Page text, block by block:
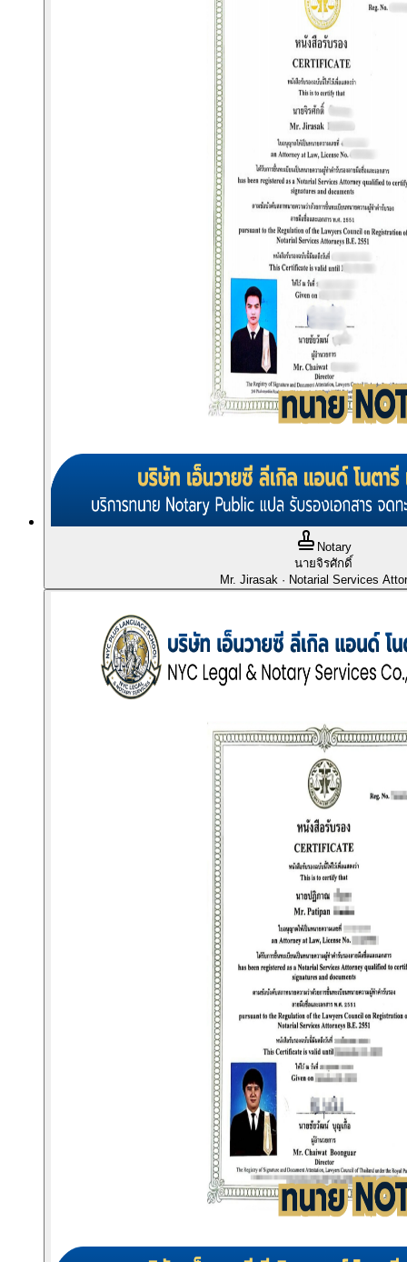
Notary
นายจิรศักดิ์
Mr. Jirasak · Notarial Services